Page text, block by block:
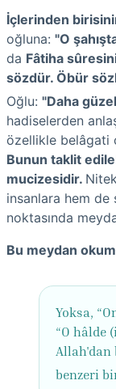
İçlerinden
oğluna: "O
da Fâtiha
sözdür. Öbür
Oğlu: "Daha
hadiselerden
özellikle belâgati
Bunun taklit
mucizesidir.
insanlara hem de
noktasında
Bu meydan
Yoksa,
“O hâlde
Allah'dan
benzeri